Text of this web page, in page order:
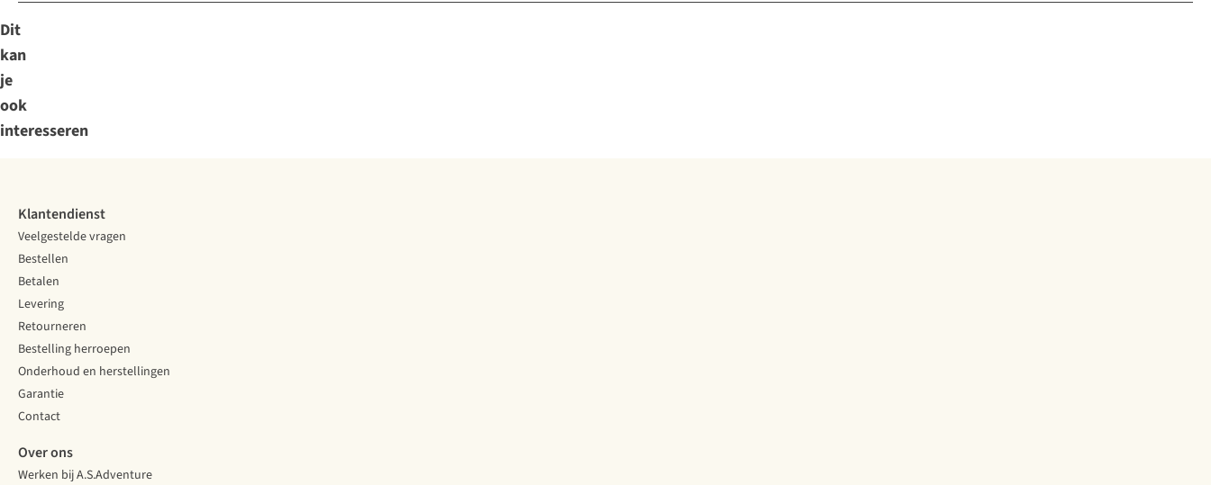
Dit
kan
je
ook
interesseren
Klantendienst
Veelgestelde vragen
Bestellen
Betalen
Levering
Retourneren
Bestelling herroepen
Onderhoud en herstellingen
Garantie
Contact
Over ons
Werken bij A.S.Adventure